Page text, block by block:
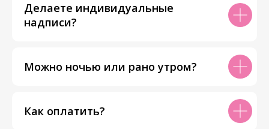
Делаете индивидуальные
надписи?
Можно ночью или рано утром?
Как оплатить?